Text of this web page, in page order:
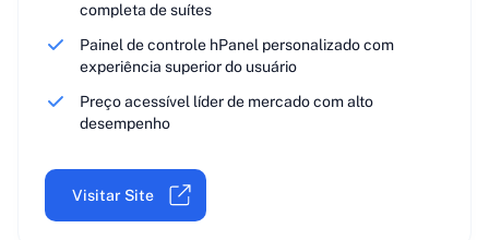
completa de suítes
Painel de controle hPanel personalizado com
experiência superior do usuário
Preço acessível líder de mercado com alto
desempenho
Visitar Site